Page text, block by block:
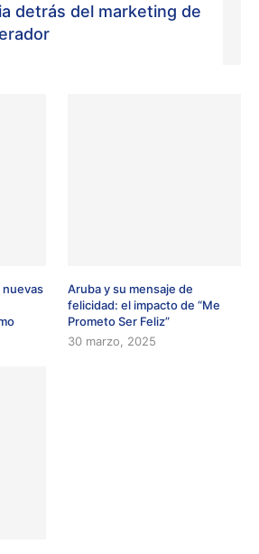
detrás del marketing de
Aruba y su mensaje de
felicidad: el impacto de “Me
Prometo Ser Feliz”
30 marzo, 2025